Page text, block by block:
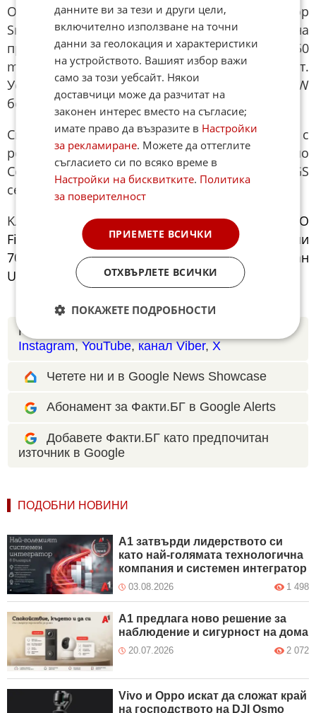
OPPO Find X9 Ultra разполага с процесор
Snapdragon 8 Elite Gen 5 за мощна
производителност, а батерията с капацитет 7050
mAh осигурява дълга автономност.
Устройството поддържа 100W бързо и 50W
безжично зареждане.
Смартфонът е защитен от вода и прах с
рейтинги IP66, IP68 и IP69, разполага със стъкло
Corning® Gorilla® Glass Victus® 2 и SGS
сертификат за устойчивост.
Kлиентите на телекома могат да закупят
OPPO
Find X9 Ultra за 1459,98 €/2855,47 лв. в брой или
70,98 €/138,82 лв. на лизинг за 24 месеца с план
Unlimited Ultra.
Новините на Fakti.bg – във
Instagram,YouTube,канал Viber,X
Четете ни и в Google News Showcase
Абонамент за Факти.БГ в Google Alerts
Добавете Факти.БГ като предпочитан
източник в Google
ПОДОБНИ НОВИНИ
А1 затвърди лидерството си
като най-голямата технологична
компания и системен интегратор
03.08.2026 1 498
А1 предлага ново решение за
наблюдение и сигурност на дома
20.07.2026 2 072
Vivo и Oppo искат да сложат край
на господството на DJI Osmo
данните ви за тези и други цели,
включително използване на точни
данни за геолокация и характеристики
на устройството. Вашият избор важи
само за този уебсайт. Някои
доставчици може да разчитат на
законен интерес вместо на съгласие;
имате право да възразите в Настройки
за рекламиране. Можете да оттеглите
съгласието си по всяко време в
Настройки на бисквитките. Политика
за поверителност
ПРИЕМЕТЕ ВСИЧКИ
ОТХВЪРЛЕТЕ ВСИЧКИ
ПОКАЖЕТЕ ПОДРОБНОСТИ